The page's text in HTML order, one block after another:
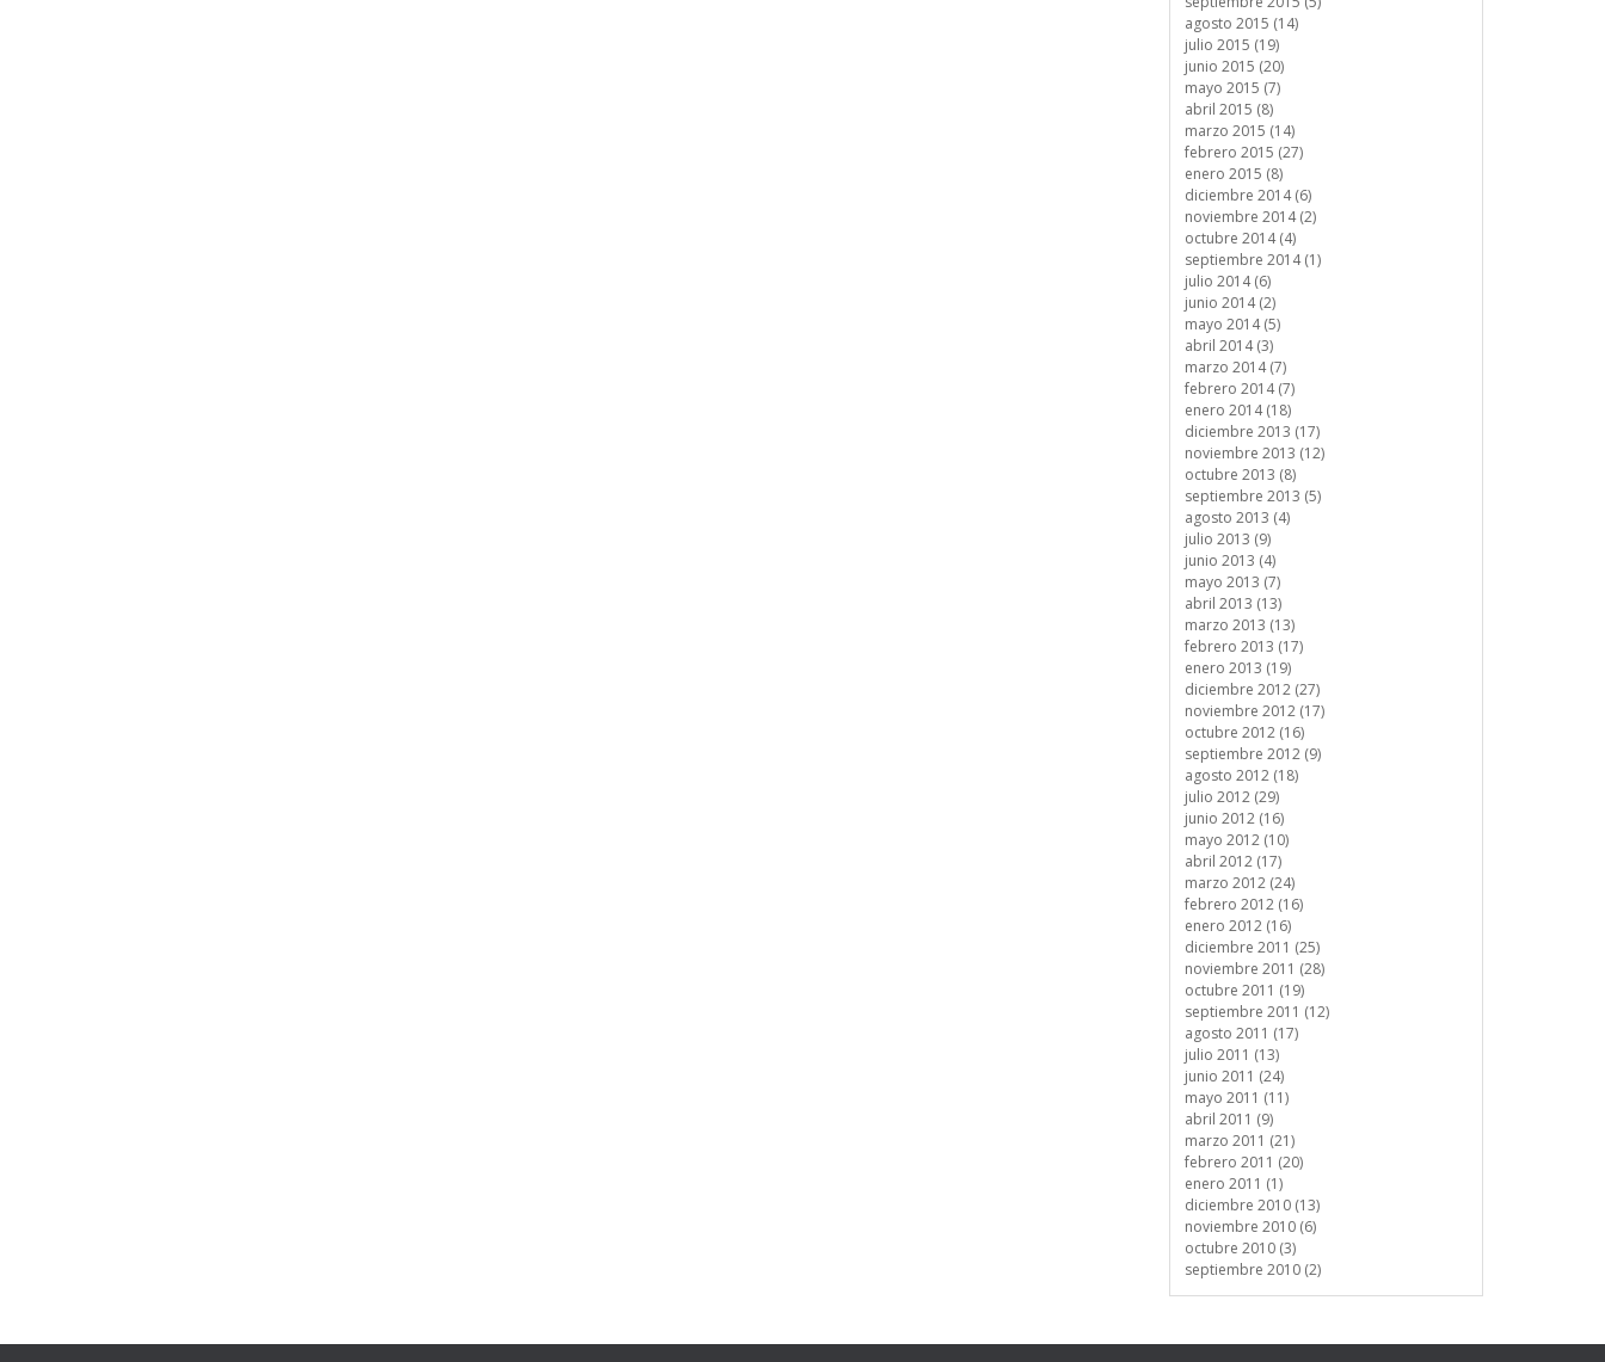
agosto 2015 (14)
julio 2015 (19)
junio 2015 (20)
mayo 2015 (7)
abril 2015 (8)
marzo 2015 (14)
febrero 2015 (27)
enero 2015 (8)
diciembre 2014 (6)
noviembre 2014 (2)
octubre 2014 (4)
septiembre 2014 (1)
julio 2014 (6)
junio 2014 (2)
mayo 2014 (5)
abril 2014 (3)
marzo 2014 (7)
febrero 2014 (7)
enero 2014 (18)
diciembre 2013 (17)
noviembre 2013 (12)
octubre 2013 (8)
septiembre 2013 (5)
agosto 2013 (4)
julio 2013 (9)
junio 2013 (4)
mayo 2013 (7)
abril 2013 (13)
marzo 2013 (13)
febrero 2013 (17)
enero 2013 (19)
diciembre 2012 (27)
noviembre 2012 (17)
octubre 2012 (16)
septiembre 2012 (9)
agosto 2012 (18)
julio 2012 (29)
junio 2012 (16)
mayo 2012 (10)
abril 2012 (17)
marzo 2012 (24)
febrero 2012 (16)
enero 2012 (16)
diciembre 2011 (25)
noviembre 2011 (28)
octubre 2011 (19)
septiembre 2011 (12)
agosto 2011 (17)
julio 2011 (13)
junio 2011 (24)
mayo 2011 (11)
abril 2011 (9)
marzo 2011 (21)
febrero 2011 (20)
enero 2011 (1)
diciembre 2010 (13)
noviembre 2010 (6)
octubre 2010 (3)
septiembre 2010 (2)